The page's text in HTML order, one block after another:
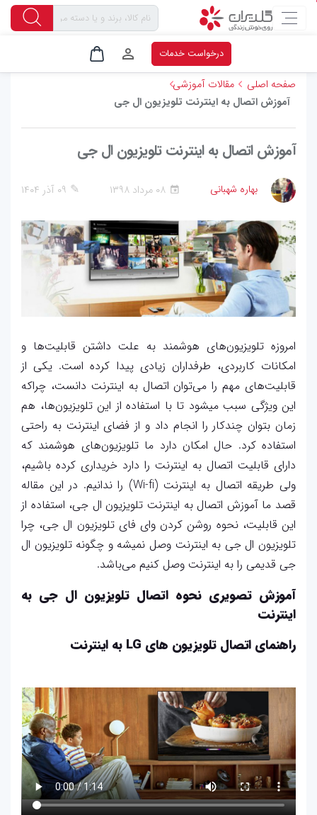
درخواست خدمات
۴۹۶
صفحه اصلی
مقالات آموزشی
آموزش اتصال به اینترنت تلویزیون ال جی
آموزش اتصال به اینترنت تلویزیون ال جی
بهاره شهبانی ۰۸ مرداد ۱۳۹۸ ✎ ۰۹ آذر ۱۴۰۴
امروزه تلویزیون‌های هوشمند به علت داشتن قابلیت‌ها و
امکانات کاربردی، طرفداران زیادی پیدا کرده است. یکی از
قابلیت‌های مهم را می‌توان اتصال به اینترنت دانست، چراکه
این ویژگی سبب میشود تا با استفاده از این تلویزیون‌ها، هم
زمان بتوان چندکار را انجام داد و از فضای اینترنت به راحتی
استفاده کرد. حال امکان دارد ما تلویزیون‌های هوشمند که
دارای قابلیت اتصال به اینترنت را دارد خریداری کرده باشیم،
ولی طریقه اتصال به اینترنت (Wi-fi) را ندانیم. در این مقاله
قصد ما آموزش اتصال به اینترنت تلویزیون ال جی، استفاده از
این قابلیت، نحوه روشن کردن وای فای تلویزیون ال جی، چرا
تلویزیون ال جی به اینترنت وصل نمیشه و چگونه تلویزیون ال
جی قدیمی را به اینترنت وصل کنیم می‌باشد.
آموزش تصویری نحوه اتصال تلویزیون ال جی به
اینترنت
راهنمای اتصال تلویزیون های LG به اینترنت